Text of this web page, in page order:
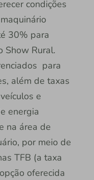
condições
30% para
Show Rural.
para
além de taxas
e
energia
na área de
por meio de
TFB (a taxa
oferecida